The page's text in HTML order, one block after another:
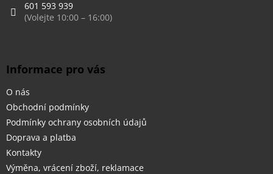
601 593 939
Informace pro vás
O nás
Obchodní podmínky
Podmínky ochrany osobních údajů
Doprava a platba
Kontakty
Výměna, vrácení zboží, reklamace